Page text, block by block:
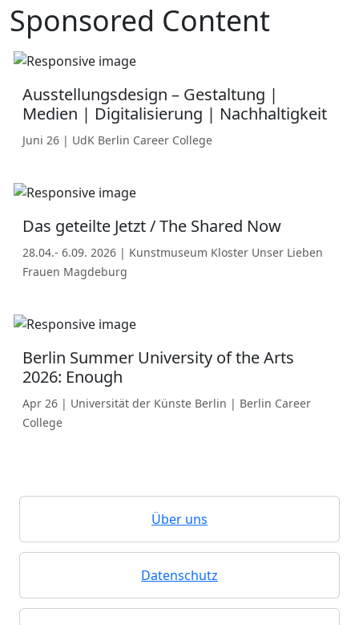
Sponsored Content
Ausstellungsdesign – Gestaltung |
Medien | Digitalisierung | Nachhaltigkeit
Juni 26 | UdK Berlin Career College
Das geteilte Jetzt / The Shared Now
28.04.- 6.09. 2026 | Kunstmuseum Kloster Unser Lieben
Frauen Magdeburg
Berlin Summer University of the Arts
2026: Enough
Apr 26 | Universität der Künste Berlin | Berlin Career
College
Über uns
Datenschutz